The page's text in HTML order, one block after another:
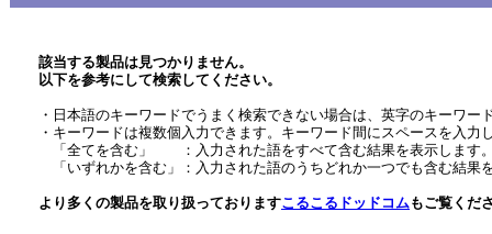
該当する製品は見つかりません。
以下を参考にして検索してください。
・日本語のキーワードでうまく検索できない場合は、英字のキーワー
・キーワードは複数個入力できます。キーワード間にスペースを入力
「全てを含む」 ：入力された語をすべて含む結果を表示します
「いずれかを含む」：入力された語のうちどれか一つでも含む結果
より多くの製品を取り扱っておりますこるこるドッドコムもご覧くだ